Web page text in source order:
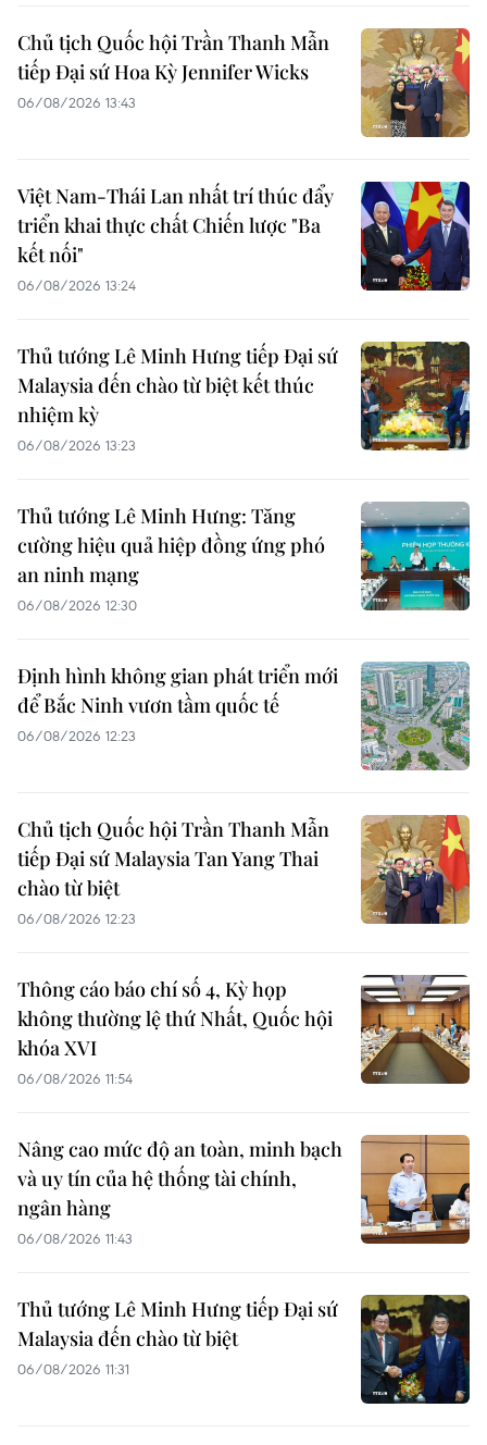
Chủ tịch Quốc hội Trần Thanh Mẫn
tiếp Đại sứ Hoa Kỳ Jennifer Wicks
06/08/2026 13:43
Việt Nam-Thái Lan nhất trí thúc đẩy
triển khai thực chất Chiến lược "Ba
kết nối"
06/08/2026 13:24
Thủ tướng Lê Minh Hưng tiếp Đại sứ
Malaysia đến chào từ biệt kết thúc
nhiệm kỳ
06/08/2026 13:23
Thủ tướng Lê Minh Hưng: Tăng
cường hiệu quả hiệp đồng ứng phó
an ninh mạng
06/08/2026 12:30
Định hình không gian phát triển mới
để Bắc Ninh vươn tầm quốc tế
06/08/2026 12:23
Chủ tịch Quốc hội Trần Thanh Mẫn
tiếp Đại sứ Malaysia Tan Yang Thai
chào từ biệt
06/08/2026 12:23
Thông cáo báo chí số 4, Kỳ họp
không thường lệ thứ Nhất, Quốc hội
khóa XVI
06/08/2026 11:54
Nâng cao mức độ an toàn, minh bạch
và uy tín của hệ thống tài chính,
ngân hàng
06/08/2026 11:43
Thủ tướng Lê Minh Hưng tiếp Đại sứ
Malaysia đến chào từ biệt
06/08/2026 11:31